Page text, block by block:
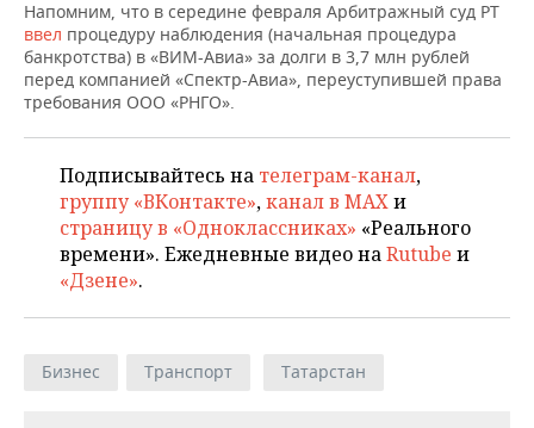
ONLINE-КОНФЕРЕНЦИИ
ОТКРЫТАЯ ЛЕКЦИЯ
ХОККЕЙ
БАСКЕТБОЛ
КИБЕРСПОРТ
ФИГУРНОЕ КАТАНИЕ
ВОДНЫЕ ВИДЫ СПОРТА
ХОККЕЙ С МЯЧОМ
ВЛАСТЬ
ИНФРАСТРУКТУРА
КУЛЬТУРА
МЕДИЦИНА
ОБРАЗОВАНИЕ
ПРОИСШЕСТВИЯ
СЮЖЕТЫ
СПРАВОЧНИК
СПИСОК КОМПАНИЙ
Напомним, что в середине февраля Арбитражный суд РТ
ввел процедуру наблюдения (начальная процедура
банкротства) в «ВИМ-Авиа» за долги в 3,7 млн рублей
перед компанией «Спектр-Авиа», переуступившей права
требования ООО «РНГО».
Подписывайтесь на телеграм-канал,
группу «ВКонтакте»,канал в MAXи
страницу в «Одноклассниках» «Реального
времени». Ежедневные видео наRutube и
«Дзене».
Бизнес Транспорт Татарстан